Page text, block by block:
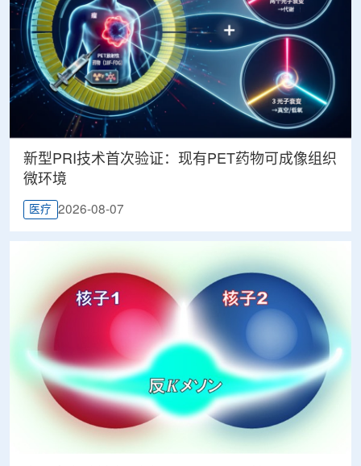
新型PRI技术首次验证：现有PET药物可成像组织
微环境
医疗 2026-08-07